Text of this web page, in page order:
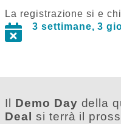
La registrazione si e
3 settimane, 3
Il Demo Day della
Deal si terrà il